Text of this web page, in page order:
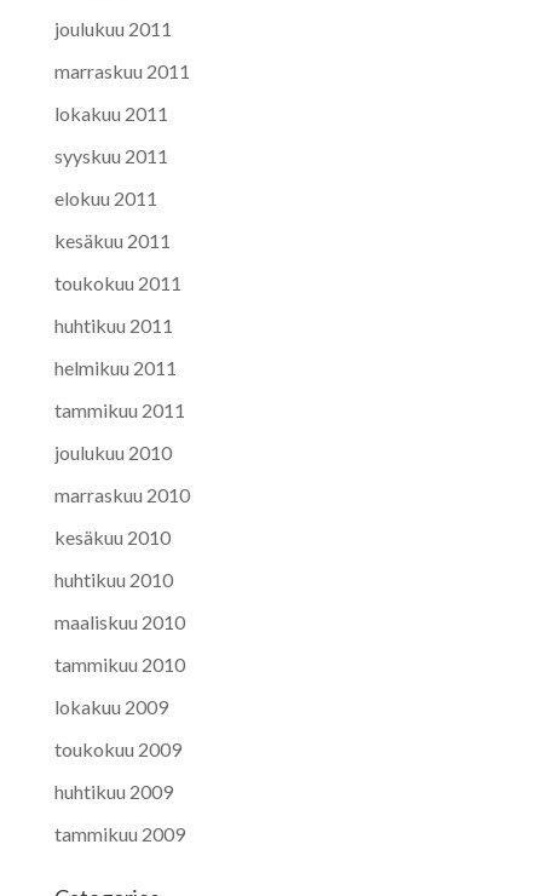
joulukuu 2011
marraskuu 2011
lokakuu 2011
syyskuu 2011
elokuu 2011
kesäkuu 2011
toukokuu 2011
huhtikuu 2011
helmikuu 2011
tammikuu 2011
joulukuu 2010
marraskuu 2010
kesäkuu 2010
huhtikuu 2010
maaliskuu 2010
tammikuu 2010
lokakuu 2009
toukokuu 2009
huhtikuu 2009
tammikuu 2009